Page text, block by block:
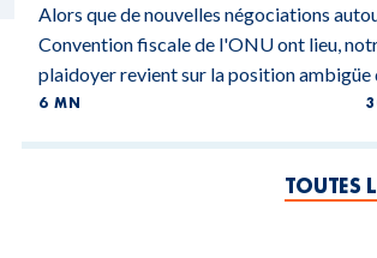
Alors que de nouvelles négociations
Convention fiscale de l'ONU ont lieu,
plaidoyer revient sur la position ambigüe
6 MN
TOUTES